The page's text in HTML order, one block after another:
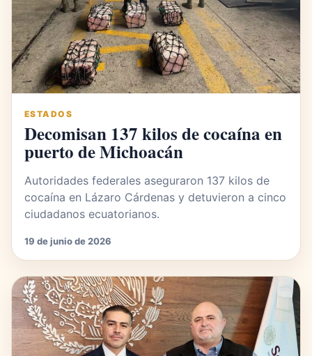
ESTADOS
Decomisan 137 kilos de cocaína en
puerto de Michoacán
Autoridades federales aseguraron 137 kilos de
cocaína en Lázaro Cárdenas y detuvieron a cinco
ciudadanos ecuatorianos.
19 de junio de 2026